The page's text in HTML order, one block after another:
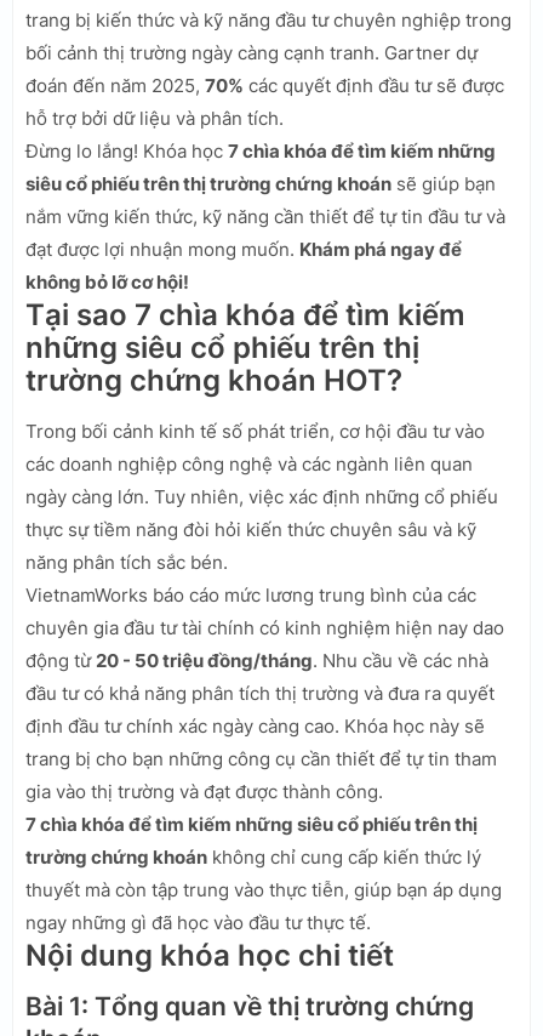
trang bị kiến thức và kỹ năng đầu tư chuyên nghiệp trong
bối cảnh thị trường ngày càng cạnh tranh. Gartner dự
đoán đến năm 2025, 70% các quyết định đầu tư sẽ được
hỗ trợ bởi dữ liệu và phân tích.
Đừng lo lắng! Khóa học 7 chìa khóa để tìm kiếm những
siêu cổ phiếu trên thị trường chứng khoán sẽ giúp bạn
nắm vững kiến thức, kỹ năng cần thiết để tự tin đầu tư và
đạt được lợi nhuận mong muốn. Khám phá ngay để
không bỏ lỡ cơ hội!
Tại sao 7 chìa khóa để tìm kiếm
những siêu cổ phiếu trên thị
trường chứng khoán HOT?
Trong bối cảnh kinh tế số phát triển, cơ hội đầu tư vào
các doanh nghiệp công nghệ và các ngành liên quan
ngày càng lớn. Tuy nhiên, việc xác định những cổ phiếu
thực sự tiềm năng đòi hỏi kiến thức chuyên sâu và kỹ
năng phân tích sắc bén.
VietnamWorks báo cáo mức lương trung bình của các
chuyên gia đầu tư tài chính có kinh nghiệm hiện nay dao
động từ 20 - 50 triệu đồng/tháng. Nhu cầu về các nhà
đầu tư có khả năng phân tích thị trường và đưa ra quyết
định đầu tư chính xác ngày càng cao. Khóa học này sẽ
trang bị cho bạn những công cụ cần thiết để tự tin tham
gia vào thị trường và đạt được thành công.
7 chìa khóa để tìm kiếm những siêu cổ phiếu trên thị
trường chứng khoán không chỉ cung cấp kiến thức lý
thuyết mà còn tập trung vào thực tiễn, giúp bạn áp dụng
ngay những gì đã học vào đầu tư thực tế.
Nội dung khóa học chi tiết
Bài 1: Tổng quan về thị trường chứng